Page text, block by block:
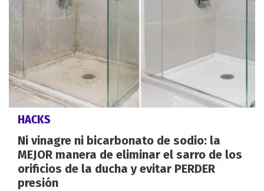
HACKS
Ni vinagre ni bicarbonato de sodio: la
MEJOR manera de eliminar el sarro de los
orificios de la ducha y evitar PERDER
presión